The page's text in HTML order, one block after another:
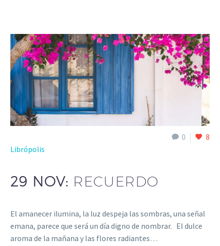
0
8
Librópolis
29 NOV: RECUERDO
El amanecer ilumina, la luz despeja las sombras, una señal
emana, parece que será un día digno de nombrar. El dulce
aroma de la mañana y las flores radiantes…